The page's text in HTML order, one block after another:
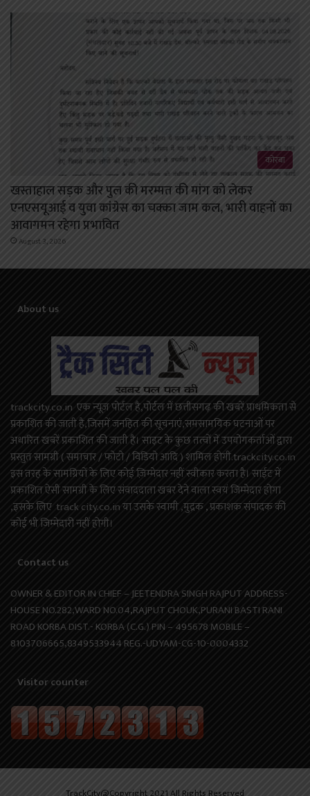
कोरबा
खस्ताहाल सड़क और पुल की मरम्मत की मांग को लेकर
एनएसयूआई व युवा कांग्रेस का चक्का जाम कल, भारी वाहनों का
आवागमन रहेगा प्रभावित
August 3, 2026
About us
trackcity.co.in एक न्यूज़ पोर्टल है,पोर्टल में छत्तीसगढ़ की खबरें प्राथमिकता से
प्रकाशित की जाती है,जिसमें जनहित की सूचनाएं,समसामयिक घटनाओं पर
अधारित खबरें प्रकाशित की जाती है। साइट के कुछ तत्वों में उपयोगकर्ताओं द्वारा
प्रस्तुत सामग्री ( समाचार / फोटो / विडियो आदि ) शामिल होगी.trackcity.co.in
इस तरह के सामग्रियों के लिए कोई ज़िम्मेदार नहीं स्वीकार करता है। साईट में
प्रकाशित ऐसी सामग्री के लिए संवाददाता खबर देने वाला स्वयं जिम्मेदार होगा
,इसके लिए track city.co.in या उसके स्वामी ,मुद्रक , प्रकाशक संपादक की
कोई भी जिम्मेदारी नहीं होगी।
Contact us
OWNER & EDITOR IN CHIEF – JEETENDRA SINGH RAJPUT ADDRESS-
HOUSE NO.282,WARD NO.04,RAJPUT CHOUK,PURANI BASTI RANI
ROAD KORBA DIST.- KORBA (C.G.) PIN – 495678 MOBILE –
8103706665,8349533944 REG.-UDYAM-CG-10-0004332
Visitor counter